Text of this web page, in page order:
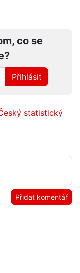
co se
Přihlásit
statistický
Přidat komentář